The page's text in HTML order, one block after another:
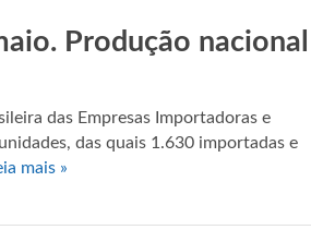
Produção nacional
das Empresas Importadoras e
das quais 1.630 importadas e
mais »